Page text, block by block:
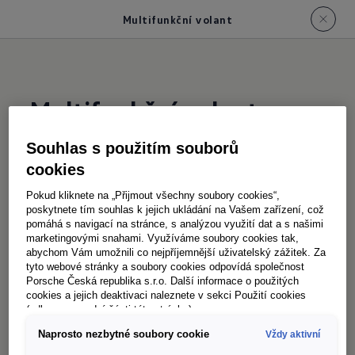
Multifunkční volant
Multifunkční volant
Vaše ruce mohou během jízdy zůstat bezpečně
na volantu: multifunkční volant z umělé kůže
nabízí vysoký komfort ovládání a příjemný
pocit na dotek. Pomocí tlačítek můžete ovládat
například infotainment nebo tempomat.
Multifunkční volant vám také umožní
přizpůsobit si digitální kokpit přesně podle
zajistí, že budete mít v zimě vždy příjemně
Souhlas s použitím souborů
cookies
Pokud kliknete na „Přijmout všechny soubory cookies“,
poskytnete tím souhlas k jejich ukládání na Vašem zařízení, což
pomáhá s navigací na stránce, s analýzou využití dat a s našimi
marketingovými snahami. Využíváme soubory cookies tak,
abychom Vám umožnili co nejpříjemnější uživatelský zážitek. Za
tyto webové stránky a soubory cookies odpovídá společnost
Porsche Česká republika s.r.o. Další informace o použitých
cookies a jejich deaktivaci naleznete v sekci Použití cookies
(odkaz ve spodní části této stránky).
Naprosto nezbytné soubory cookie Vždy aktivní